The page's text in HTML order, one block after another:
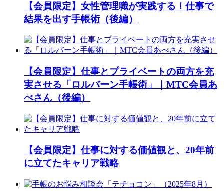
【会員限定】女性管理職が実践する！仕事で
結果を出す手帳術（後編）
【会員限定】仕事とプライベートの両方を充
実させる「ロルバーン手帳術」｜MTC会員あ
べさん（後編）
【会員限定】仕事に対する価値観と、20年前
に立てたキャリア戦略